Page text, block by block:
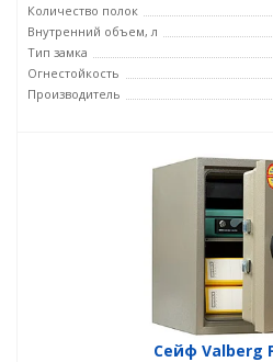
Количество полок
Внутренний объем, л
Тип замка
Огнестойкость
Производитель
Сейф Valberg